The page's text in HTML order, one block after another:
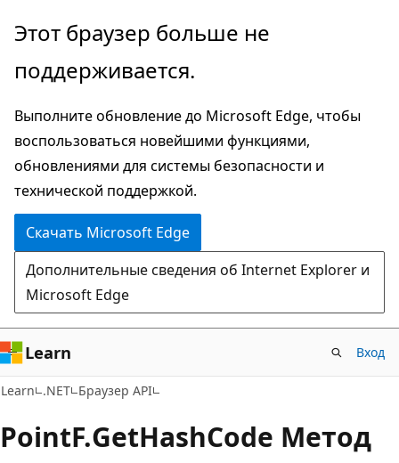
Пропустить
перейти
основному
содержимому
Переход
навигации
странице
Этот браузер больше не
поддерживается.
Выполните обновление до Microsoft Edge, чтобы
воспользоваться новейшими функциями,
обновлениями для системы безопасности и
технической поддержкой.
Скачать Microsoft Edge
Дополнительные сведения об Internet Explorer и
Microsoft Edge
Learn Вход
Learn .NET Браузер API
PointF.GetHashCode Метод